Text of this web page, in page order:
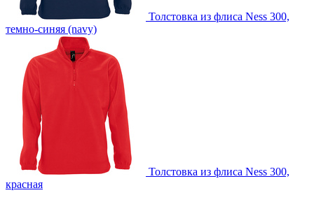
Толстовка из флиса Ness 300,
темно-синяя (navy)
Толстовка из флиса Ness 300,
красная